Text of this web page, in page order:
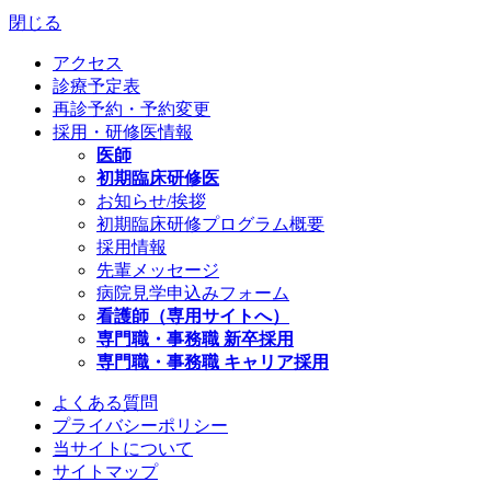
閉じる
アクセス
診療予定表
再診予約・予約変更
採用・研修医情報
医師
初期臨床研修医
お知らせ/挨拶
初期臨床研修プログラム概要
採用情報
先輩メッセージ
病院見学申込みフォーム
看護師（専用サイトへ）
専門職・事務職 新卒採用
専門職・事務職 キャリア採用
よくある質問
プライバシーポリシー
当サイトについて
サイトマップ